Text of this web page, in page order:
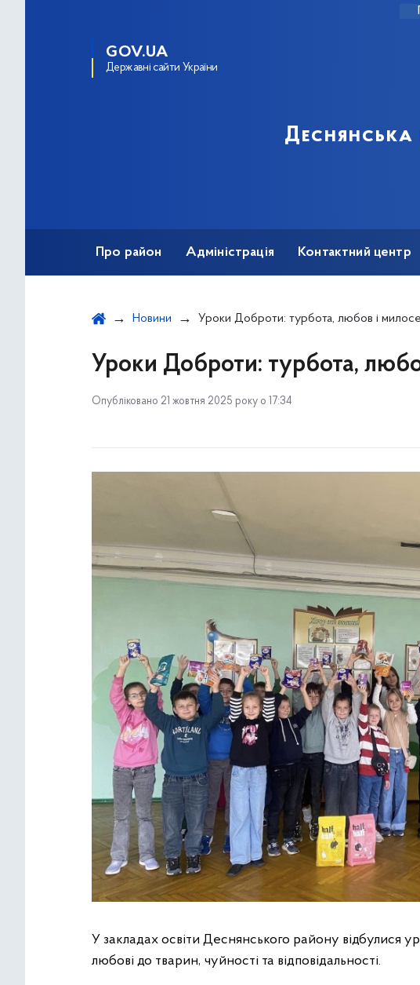
GOV.UA
Державні сайти України
Деснянська
Про район Адміністрація Контактний центр
Новини Уроки Доброти: турбота, любов і
Уроки Доброти: турбота,
Опубліковано 21 жовтня 2025 року о 17:34
У закладах освіти Деснянського району відбулися
любові до тварин, чуйності та відповідальності.